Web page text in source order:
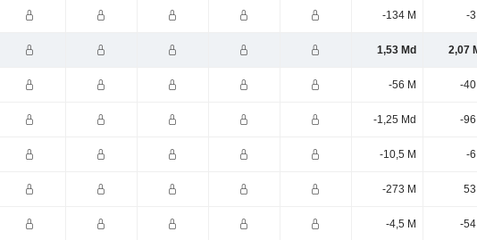
-134 M -3
1,53 Md 2,07
-56 M -40
-1,25 Md -96
-10,5 M -6
-273 M 53
-4,5 M -54